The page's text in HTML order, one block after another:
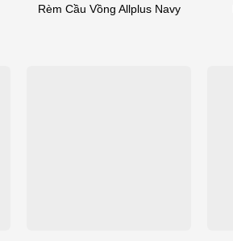
Rèm Cầu Vồng Allplus Navy